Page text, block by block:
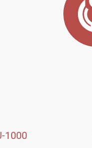
1000